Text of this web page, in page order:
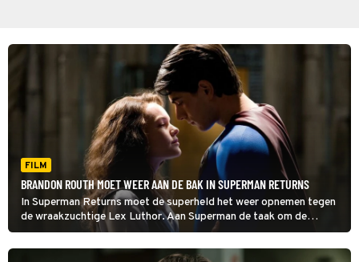
FILM
BRANDON ROUTH MOET WEER AAN DE BAK IN SUPERMAN RETURNS
In Superman Returns moet de superheld het weer opnemen tegen
de wraakzuchtige Lex Luthor. Aan Superman de taak om de
psychopaat te stoppen voordat miljoenen mensen omkomen.